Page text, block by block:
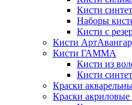
Кисти
Наборы
Кисти с
Кисти
Кисти ГАММА
Кисти из
Кисти
Краски
Краски акриловые